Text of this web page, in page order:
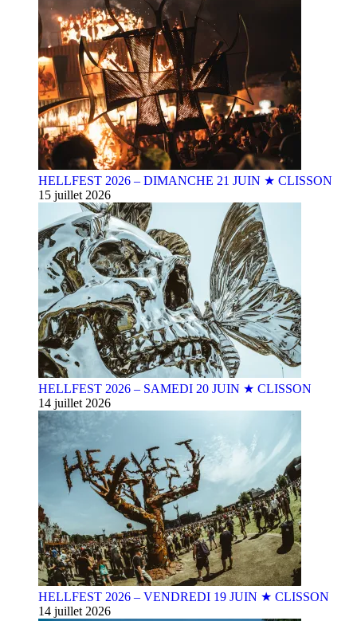
HELLFEST 2026 – DIMANCHE 21 JUIN ★ CLISSON
15 juillet 2026
HELLFEST 2026 – SAMEDI 20 JUIN ★ CLISSON
14 juillet 2026
HELLFEST 2026 – VENDREDI 19 JUIN ★ CLISSON
14 juillet 2026